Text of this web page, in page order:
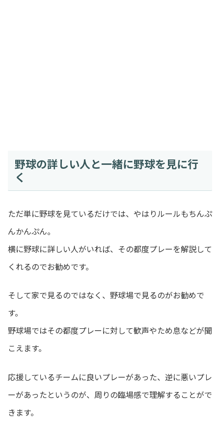
野球の詳しい人と一緒に野球を見に行
く
ただ単に野球を見ているだけでは、やはりルールもちんぷ
んかんぷん。
横に野球に詳しい人がいれば、その都度プレーを解説して
くれるのでお勧めです。
そして家で見るのではなく、野球場で見るのがお勧めで
す。
野球場ではその都度プレーに対して歓声やため息などが聞
こえます。
応援しているチームに良いプレーがあった、逆に悪いプレ
ーがあったというのが、周りの臨場感で理解することがで
きます。